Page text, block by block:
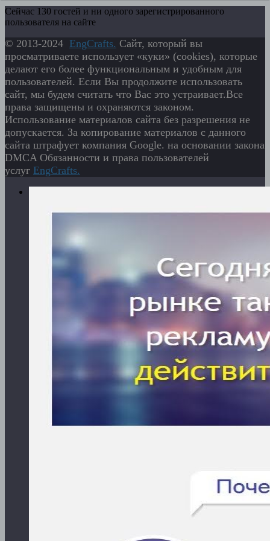
Сейчас 130 гостей и ни одного зарегистрированного
пользователя на сайте
© 2013-2024 EngСrafts. Сайт, который вы
просматриваете использует «куки» (cookies), которые
делают его более функциональным и удобным для
пользователей. Если Вы продолжите использовать
сайт, мы будем считать что Вас это устраивает.Все
права защищены и охраняются законом.
Использование материалов сайта без разрешения не
допускается. За копирование материалов с данного
сайта штрафует компания Google. на основании закона
DMCA Обязанности и права пользователей
услуг EngСrafts.